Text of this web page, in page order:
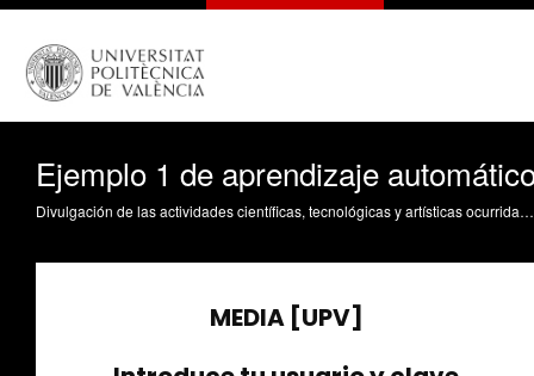
Ejemplo 1 de aprendizaje
Divulgación de las actividades científicas, tecnológicas y artísticas ocurridas en los tres campus de la UPV